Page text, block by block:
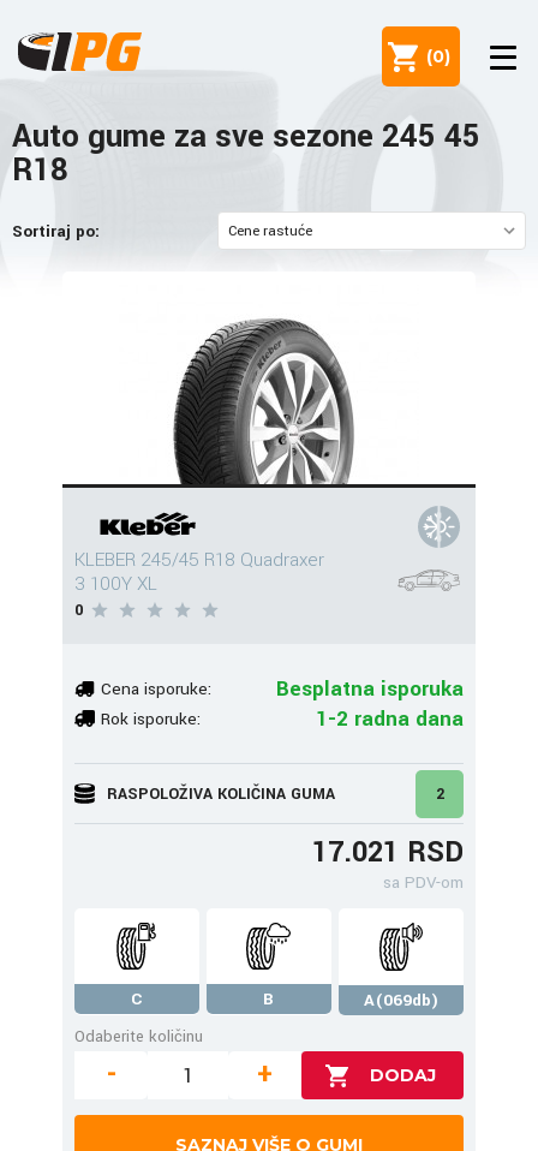
(0)
Auto gume za sve sezone 245 45
R18
Sortiraj po:
KLEBER 245/45 R18 Quadraxer
3 100Y XL
0
Cena isporuke: Besplatna isporuka
Rok isporuke: 1-2 radna dana
RASPOLOŽIVA KOLIČINA GUMA 2
17.021 RSD
sa PDV-om
C B
A(069db)
Odaberite količinu
- +
SAZNAJ VIŠE O GUMI